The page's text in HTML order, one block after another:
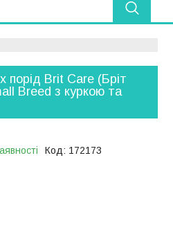
порід Brit Care (Бріт
Breed з куркою та
Код: 172173